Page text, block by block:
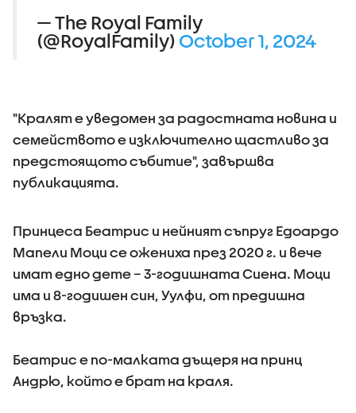
— The Royal Family
(@RoyalFamily) October 1, 2024
"Кралят е уведомен за радостната новина и
семейството е изключително щастливо за
предстоящото събитие", завършва
публикацията.
Принцеса Беатрис и нейният съпруг Едоардо
Мапели Моци се ожениха през 2020 г. и вече
имат едно дете – 3-годишната Сиена. Моци
има и 8-годишен син, Уулфи, от предишна
връзка.
Беатрис е по-малката дъщеря на принц
Андрю, който е брат на краля.